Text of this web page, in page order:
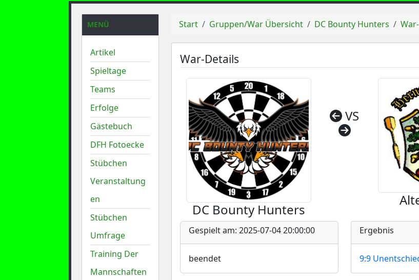
MENÜ
Artikel
Spieltage
Teams
Erfolge
Gästebuch
DFH Fotoecke
Stübchen
Veranstaltung
en
Stübchen
Umfrage
Training Der
Mannschaften
Start Gruppen/War Übersicht DC Bounty Hunters
War-Details
DC Bounty Hunters
VS
Gespielt am: 2025-07-04 20:00:00
beendet
Ergebnis
9:9